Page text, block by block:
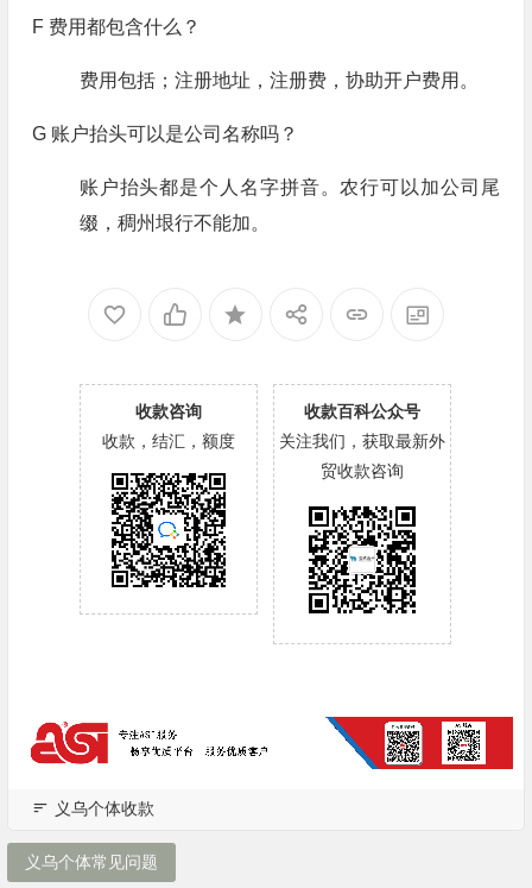
F 费用都包含什么？
费用包括；注册地址，注册费，协助开户费用。
G 账户抬头可以是公司名称吗？
账户抬头都是个人名字拼音。农行可以加公司尾
缀，稠州垠行不能加。
收款咨询
收款，结汇，额度
收款百科公众号
关注我们，获取最新外
贸收款咨询
义乌个体收款
义乌个体常见问题